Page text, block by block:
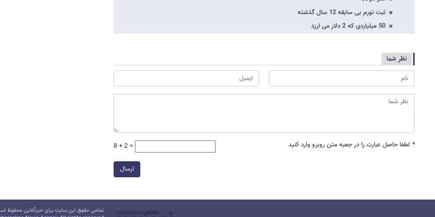
ثبت تورم بی سابقه 12 سال گذشته
50 میلیاردی که 2 دلار می ارزد
نظر شما
* لطفا حاصل عبارت را در جعبه متن روبرو وارد کنید 8 + 2 =
ارسال
تمامی حقوق این سایت برای خبرآنلاین محفوظ